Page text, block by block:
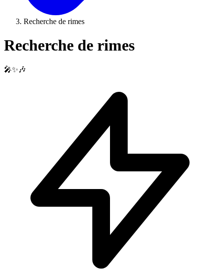
Recherche de rimes
Recherche de rimes
🎤✨🎶